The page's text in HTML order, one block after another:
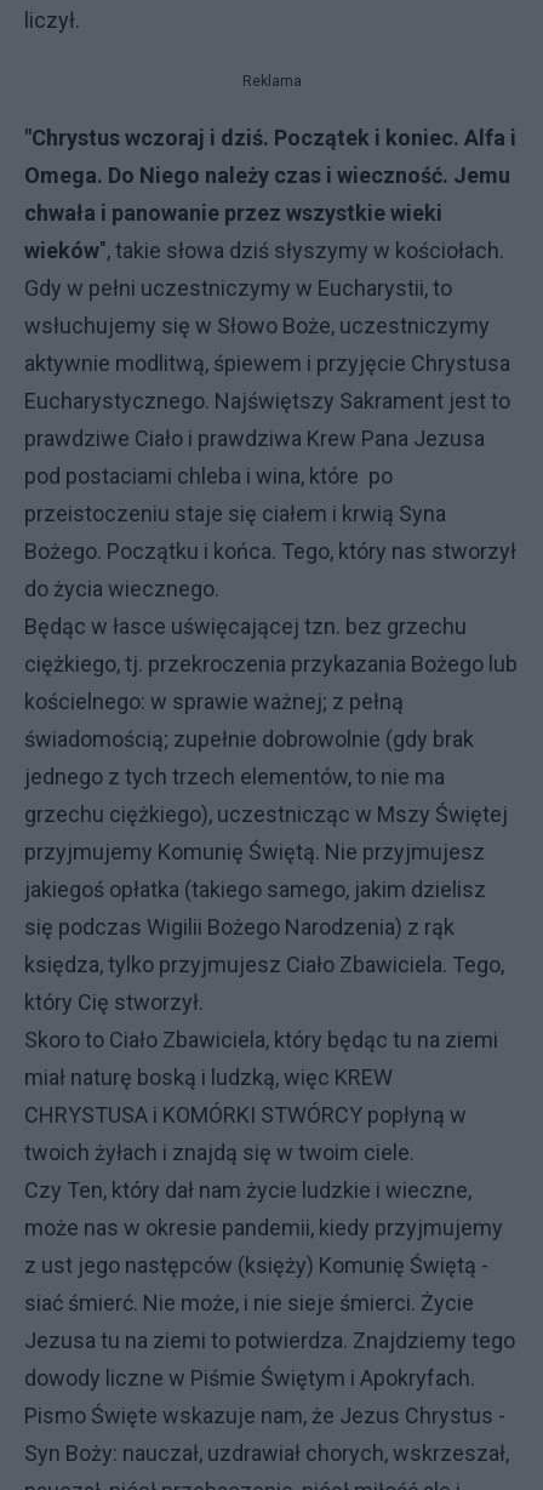
liczył.
Reklama
"Chrystus wczoraj i dziś. Początek i koniec. Alfa i
Omega. Do Niego należy czas i wieczność. Jemu
chwała i panowanie przez wszystkie wieki
wieków", takie słowa dziś słyszymy w kościołach.
Gdy w pełni uczestniczymy w Eucharystii, to
wsłuchujemy się w Słowo Boże, uczestniczymy
aktywnie modlitwą, śpiewem i przyjęcie Chrystusa
Eucharystycznego. Najświętszy Sakrament jest to
prawdziwe Ciało i prawdziwa Krew Pana Jezusa
pod postaciami chleba i wina, które po
przeistoczeniu staje się ciałem i krwią Syna
Bożego. Początku i końca. Tego, który nas stworzył
do życia wiecznego.
Będąc w łasce uświęcającej tzn. bez grzechu
ciężkiego, tj. przekroczenia przykazania Bożego lub
kościelnego: w sprawie ważnej; z pełną
świadomością; zupełnie dobrowolnie (gdy brak
jednego z tych trzech elementów, to nie ma
grzechu ciężkiego), uczestnicząc w Mszy Świętej
przyjmujemy Komunię Świętą. Nie przyjmujesz
jakiegoś opłatka (takiego samego, jakim dzielisz
się podczas Wigilii Bożego Narodzenia) z rąk
księdza, tylko przyjmujesz Ciało Zbawiciela. Tego,
który Cię stworzył.
Skoro to Ciało Zbawiciela, który będąc tu na ziemi
miał naturę boską i ludzką, więc KREW
CHRYSTUSA i KOMÓRKI STWÓRCY popłyną w
twoich żyłach i znajdą się w twoim ciele.
Czy Ten, który dał nam życie ludzkie i wieczne,
może nas w okresie pandemii, kiedy przyjmujemy
z ust jego następców (księży) Komunię Świętą -
siać śmierć. Nie może, i nie sieje śmierci. Życie
Jezusa tu na ziemi to potwierdza. Znajdziemy tego
dowody liczne w Piśmie Świętym i Apokryfach.
Pismo Święte wskazuje nam, że Jezus Chrystus -
Syn Boży: nauczał, uzdrawiał chorych, wskrzeszał,